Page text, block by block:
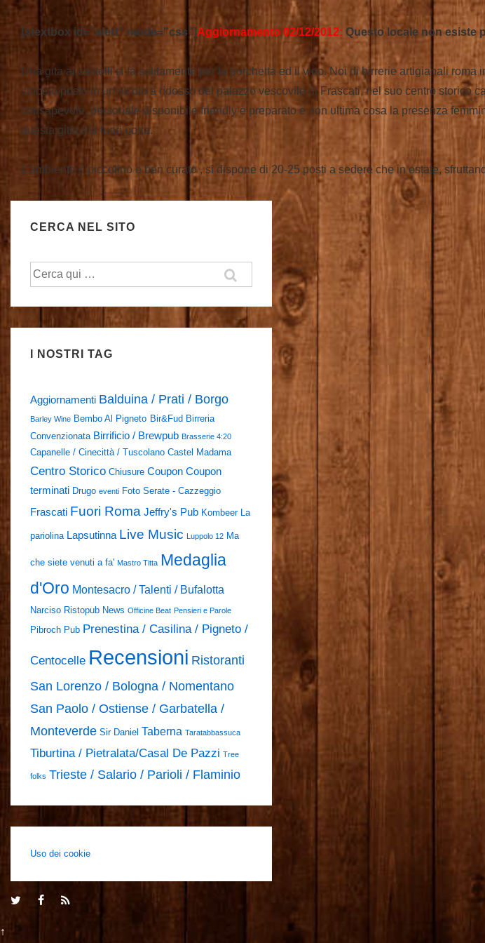
[stextbox id=”alert” mode=”css”] Aggiornamento 02/12/2012: Questo locale non esiste
Una gita ai castelli si fa solitamente per la porchetta ed il vino. Noi di birrerie artigianali
sincero posto in un vicolo a ridosso del palazzo vescovile di Frascati, nel suo centro storico
consapevole, personale disponibile friendly e preparato e non ultima cosa la presenza
questa gitarella fuori porta.
L’ambiente è piccolino e ben curato , si dispone di 20-25 posti a sedere che in estate,
CERCA NEL SITO
Cerca:
I NOSTRI TAG
Aggiornamenti Balduina / Prati / Borgo
Barley Wine Bembo Al Pigneto Bir&Fud Birreria
Convenzionata Birrificio / Brewpub Brasserie 4:20
Capanelle / Cinecittà / Tuscolano Castel Madama
Centro Storico Chiusure Coupon Coupon
terminati Drugo eventi Foto Serate - Cazzeggio
Frascati Fuori Roma Jeffry's Pub Kombeer La
pariolina Lapsutinna Live Music Luppolo 12 Ma
che siete venuti a fa' Mastro Titta Medaglia
d'Oro Montesacro / Talenti / Bufalotta
Narciso Ristopub News Officine Beat Pensieri e Parole
Pibroch Pub Prenestina / Casilina / Pigneto /
Centocelle Recensioni Ristoranti
San Lorenzo / Bologna / Nomentano
San Paolo / Ostiense / Garbatella /
Monteverde Sir Daniel Taberna Taratabbassuca
Tiburtina / Pietralata/Casal De Pazzi Tree
folks Trieste / Salario / Parioli / Flaminio
Uso dei cookie
↑